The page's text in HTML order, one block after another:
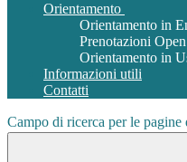
Orientamento
Orientamento in
Prenotazioni
Orientamento in
Informazioni utili
Contatti
Campo di ricerca per le pagine